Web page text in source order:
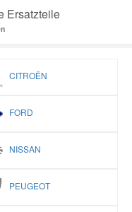
Ersatzteile
CITROËN
FORD
NISSAN
PEUGEOT